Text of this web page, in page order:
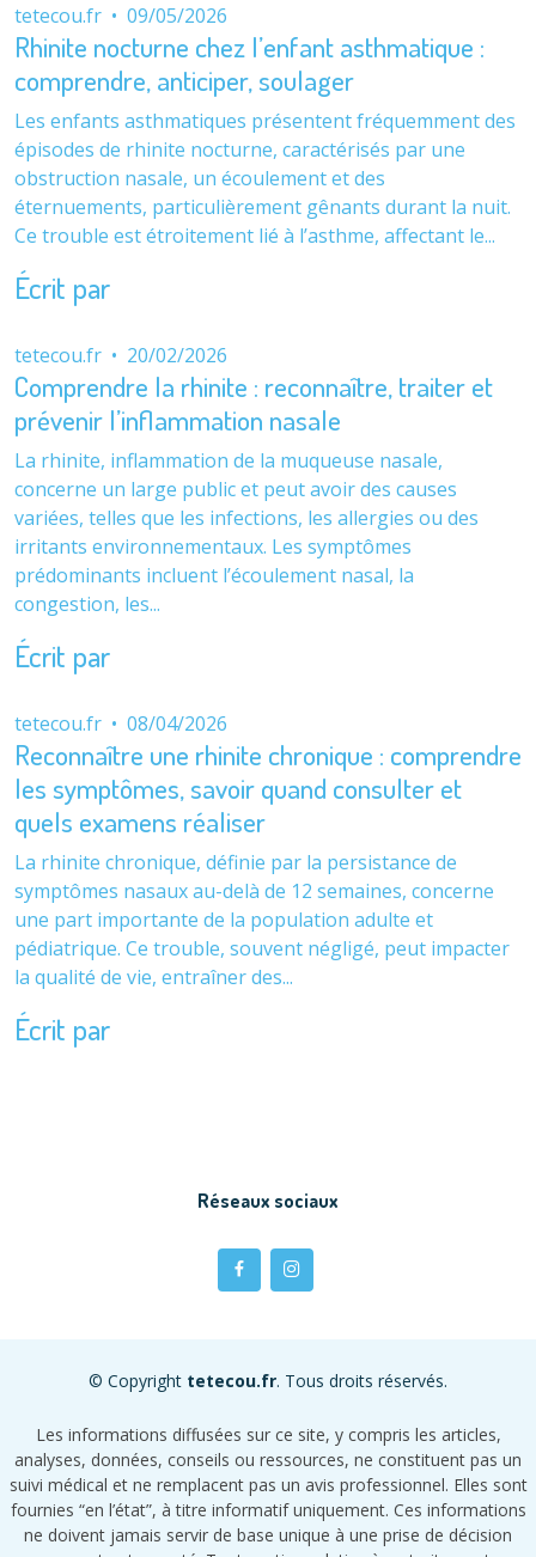
tetecou.fr • 09/05/2026
Rhinite nocturne chez l’enfant asthmatique :
comprendre, anticiper, soulager
Les enfants asthmatiques présentent fréquemment des
épisodes de rhinite nocturne, caractérisés par une
obstruction nasale, un écoulement et des
éternuements, particulièrement gênants durant la nuit.
Ce trouble est étroitement lié à l’asthme, affectant le...
Écrit par
tetecou.fr • 20/02/2026
Comprendre la rhinite : reconnaître, traiter et
prévenir l’inflammation nasale
La rhinite, inflammation de la muqueuse nasale,
concerne un large public et peut avoir des causes
variées, telles que les infections, les allergies ou des
irritants environnementaux. Les symptômes
prédominants incluent l’écoulement nasal, la
congestion, les...
Écrit par
tetecou.fr • 08/04/2026
Reconnaître une rhinite chronique : comprendre
les symptômes, savoir quand consulter et
quels examens réaliser
La rhinite chronique, définie par la persistance de
symptômes nasaux au-delà de 12 semaines, concerne
une part importante de la population adulte et
pédiatrique. Ce trouble, souvent négligé, peut impacter
la qualité de vie, entraîner des...
Écrit par
Réseaux sociaux
© Copyright tetecou.fr. Tous droits réservés.
Les informations diffusées sur ce site, y compris les articles,
analyses, données, conseils ou ressources, ne constituent pas un
suivi médical et ne remplacent pas un avis professionnel. Elles sont
fournies “en l’état”, à titre informatif uniquement. Ces informations
ne doivent jamais servir de base unique à une prise de décision